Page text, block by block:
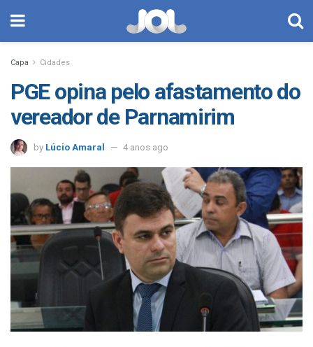
Capa Cidades
PGE opina pelo afastamento do
vereador de Parnamirim
by Lúcio Amaral 4 anos ago